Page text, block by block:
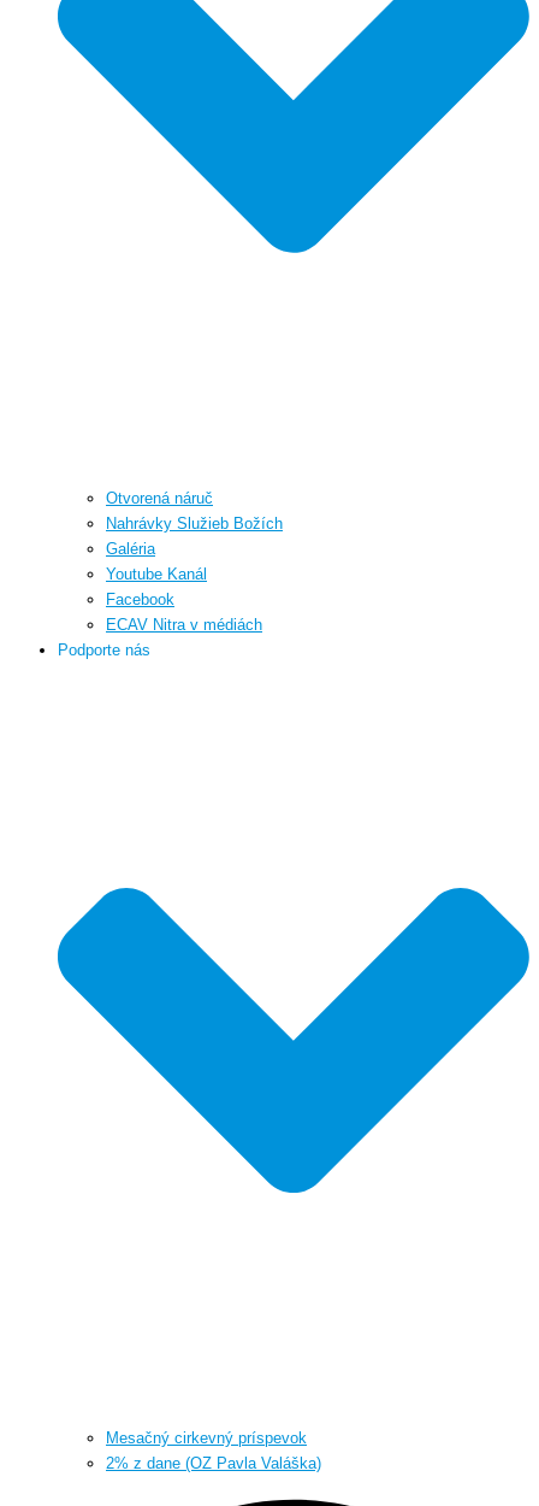
Otvorená náruč
Nahrávky Služieb Božích
Galéria
Youtube Kanál
Facebook
ECAV Nitra v médiách
Podporte nás
Mesačný cirkevný príspevok
2% z dane (OZ Pavla Valáška)